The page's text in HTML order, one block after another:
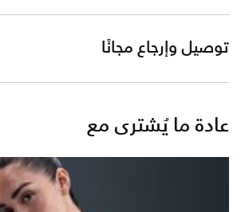
توصيل وإرجاع مجانًا
عادة ما يُشترى مع